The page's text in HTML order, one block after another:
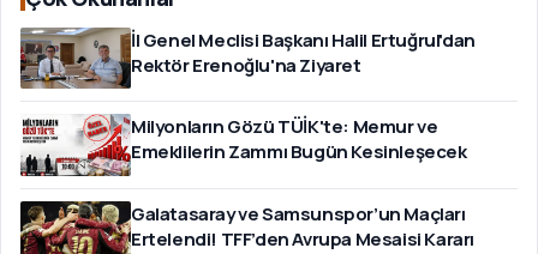
İl Genel Meclisi Başkanı Halil Ertuğrul'dan
Rektör Erenoğlu'na Ziyaret
Milyonların Gözü TÜİK'te: Memur ve
Emeklilerin Zammı Bugün Kesinleşecek
Galatasaray ve Samsunspor’un Maçları
Ertelendi! TFF’den Avrupa Mesaisi Kararı